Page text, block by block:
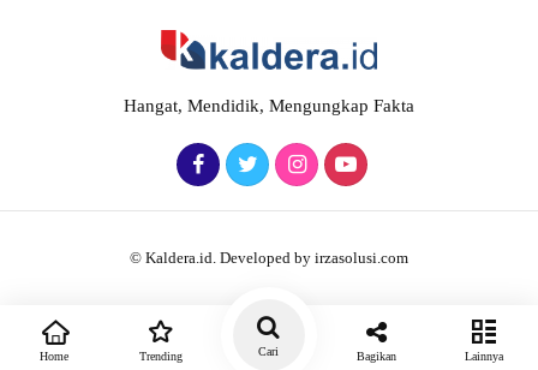
Hangat, Mendidik, Mengungkap Fakta
© Kaldera.id. Developed by irzasolusi.com
Home Trending Cari Bagikan Lainnya